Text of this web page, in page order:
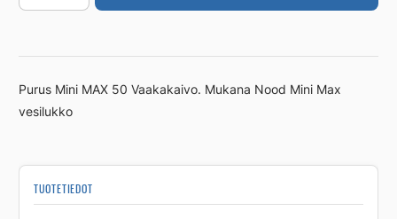
Minimax
Purus Mini MAX 50 Vaakakaivo. Mukana Nood Mini Max
vesilukko
TUOTETIEDOT